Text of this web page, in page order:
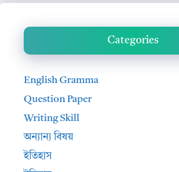
Categories
English Gramma
Question Paper
Writing Skill
অন্যান্য বিষয়
ইতিহাস